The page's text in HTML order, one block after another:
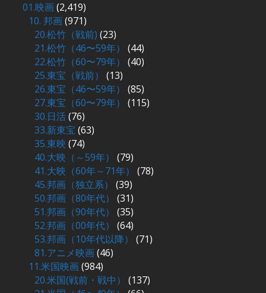
01.映画(2,419)
10. 邦画(971)
20.松竹（戦前) (23)
21.松竹（46〜59年）
(44)
22.松竹（60〜79年）
(40)
25.東宝（戦前）
(13)
26.東宝（46〜59年）
(85)
27.東宝（60〜79年）
(115)
30.日活(76)
33.新東宝(63)
35.東映 (74)
40.大映（～59年）
(79)
41.大映（60年～71年）
(78)
45.邦画（独立系）
(39)
50.邦画（80年代）
(31)
51.邦画（90年代）
(35)
52.邦画（00年代）
(64)
53.邦画（10年代以降）
(71)
81.アニメ映画(46)
11.米国映画(984)
20.米国(戦前・戦中）
(137)